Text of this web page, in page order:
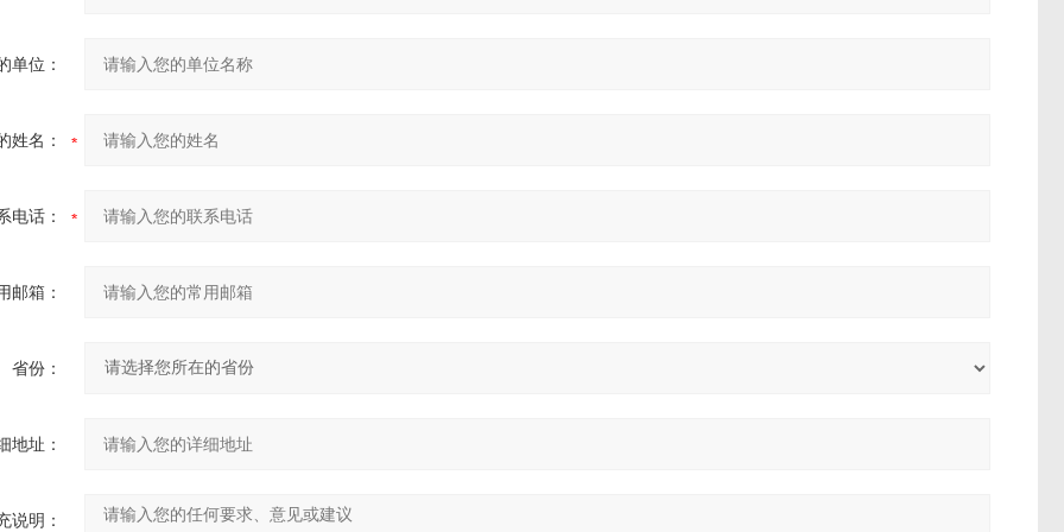
单位：
姓名：
电话：
邮箱：
省份：
地址：
说明：